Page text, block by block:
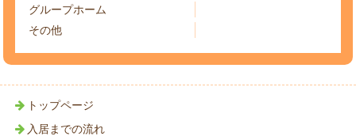
グループホーム
その他
トップページ
入居までの流れ